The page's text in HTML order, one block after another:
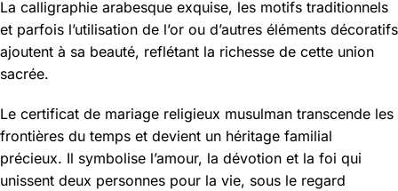
La calligraphie arabesque exquise, les motifs traditionnels
et parfois l’utilisation de l’or ou d’autres éléments décoratifs
ajoutent à sa beauté, reflétant la richesse de cette union
sacrée.
Le certificat de mariage religieux musulman transcende les
frontières du temps et devient un héritage familial
précieux. Il symbolise l’amour, la dévotion et la foi qui
unissent deux personnes pour la vie, sous le regard